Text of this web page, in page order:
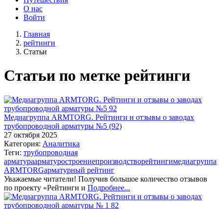
О нас
Войти
Главная
рейтинги
Статьи
Статьи по метке рейтинги
Медиагруппа ARMTORG. Рейтинги и отзывы о заводах
трубопроводной арматуры №5 (92)
27 октября 2025
Категория: Аналитика
Теги: трубопроводная
арматураарматуростроениепроизводстворейтингимедиагруппа
ARMTORGарматурный рейтинг
Уважаемые читатели! Получив большое количество отзывов
по проекту «Рейтинги и Подробнее...